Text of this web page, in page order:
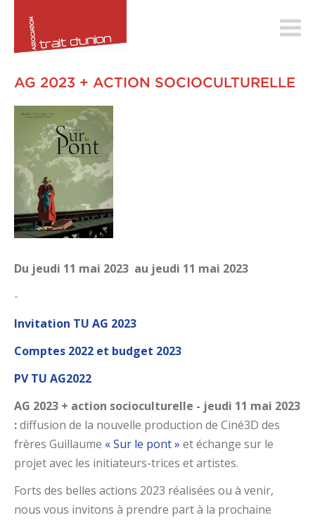
AG 2023 + ACTION SOCIOCULTURELLE
Du jeudi 11 mai 2023 au jeudi 11 mai 2023
Invitation TU AG 2023
Comptes 2022 et budget 2023
PV TU AG2022
AG 2023 + action socioculturelle - jeudi 11 mai 2023
:diffusion de la nouvelle production de Ciné3D des
frères Guillaume « Sur le pont » et échange sur le
projet avec les initiateurs-trices et artistes.
Forts des belles actions 2023 réalisées ou à venir,
nous vous invitons à prendre part à la prochaine